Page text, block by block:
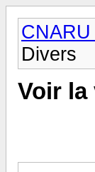
Divers
Voir la